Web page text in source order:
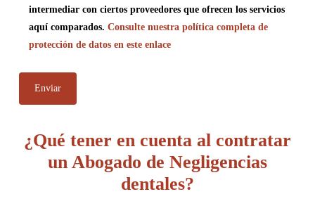
intermediar con ciertos proveedores que ofrecen los servicios
aquí comparados. Consulte nuestra política completa de
protección de datos en este enlace
¿Qué tener en cuenta al contratar
un Abogado de Negligencias
dentales?